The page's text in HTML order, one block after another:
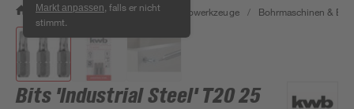
Markt anpassen , falls er nicht
stimmt.
/ Werkstatt & Maschinen / Elektrowerkzeuge / Bohrmaschinen &
Bits 'Industrial Steel' T20 25